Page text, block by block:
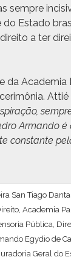
sem­pre
Esta­do
a ter
da Acad­e­mia
Arman­do
con­stante
San Tiago
Academia
Pública
Egydio de
Geral do